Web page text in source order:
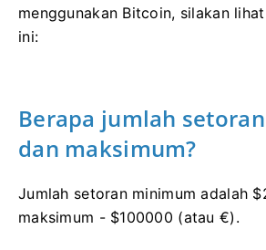
menggunakan Bitcoin, silakan
ini:
Berapa jumlah
dan maksimum?
Jumlah setoran minimum adalah
maksimum - $100000 (atau €).